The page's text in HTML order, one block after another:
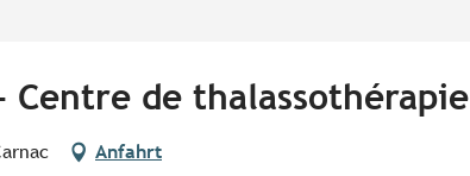
Centre de thalassothérapie
Anfahrt